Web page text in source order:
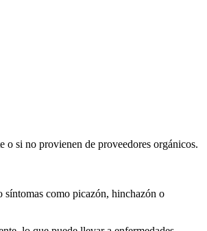
o si no provienen de proveedores orgánicos.
síntomas como picazón, hinchazón o